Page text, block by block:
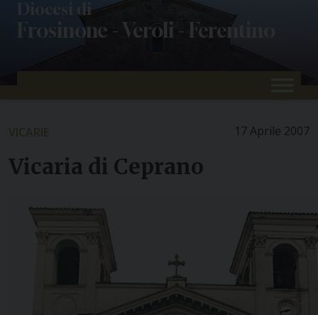
Diocesi di
Frosinone - Veroli - Ferentino
17 Aprile 2007
VICARIE
Vicaria di Ceprano